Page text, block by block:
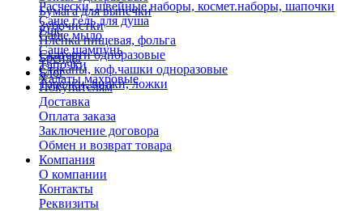
Расчески, швейные наборы, космет.наборы, шапочки
Саше гель для душа
Саше мыло
Саше шампунь
Тапочки
Халаты махровые
Бумага для выпечки
Зубочистки
Пленка пищевая, фольга
Скатерти одноразовые
Стаканы, коф.чашки одноразовые
Тарелки, вилки, ложки
Еще
Бренды
Блог
Покупателям
Доставка
Оплата заказа
Заключение договора
Обмен и возврат товара
Компания
О компании
Контакты
Реквизиты